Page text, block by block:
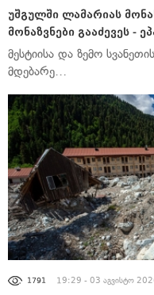
უშგულში ლამარიას
მონაზვნები გააძევეს -
მესტიისა და ზემო
მდებარე…
1791 19:29 - 03 აგვისტო